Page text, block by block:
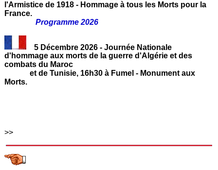
l'Armistice de 1918 - Hommage à tous les Morts pour la
France.
Programme 2026
5 Décembre 2026 - Journée Nationale
d'hommage aux morts de la guerre d'Algérie et des
combats du Maroc
et de Tunisie, 16h30 à Fumel - Monument aux
Morts.
>>